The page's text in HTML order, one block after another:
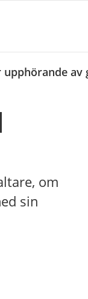
upphörande
om
sin